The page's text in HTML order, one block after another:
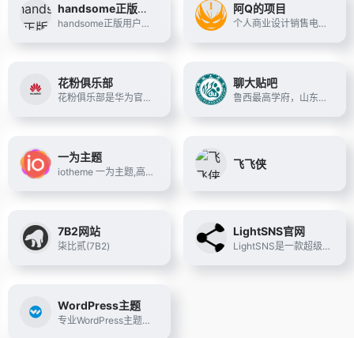
handsome正版用户中心
handsome正版用户中心
阿Q的项目
个人商业设计销售电子商务平台,Wordpress付费插件,Wordpress付费主题
花粉俱乐部
花粉俱乐部是华为官方唯一的以服务花粉为宗旨的综合性网站,提供最新华为手机产品资讯、最丰富的应用软件主题游戏EMUI ROM资源、最丰富的花粉活动信息,汇集华为手机、家庭产品、Emotion UI、华为网盘等云服务的评测分享、精华资源以及互助交流内容.还能了解华为售后服务政策,查询售后服务状态.花粉俱乐部,华为花粉的大家庭
聊大贴吧
鲁西最高学府，山东省聊城大学官方贴吧
一为主题
iotheme 一为主题,高品质的WordPress主题,有导航主题,wp主题,一为api,热搜榜等主题服务
飞飞侠
7B2网站
柒比贰(7B2)
LightSNS官网
LightSNS是一款超级强大的社交系统，基于wordpress开发，安全稳定。包含多板块论坛、问答、VIP、充值、付费可见等一系列强大的轻社区系统&amp;轻论坛程序。
WordPress主题
专业WordPress主题模板服务商，我们的团队有着多年的WordPress主题开发经验，所有WP主题及插件均原创开发，并有我们自主开发的wordpress后台主题设置面板，即使不懂代码也能轻松搞定！WPCOM，打造更专业的WordPress中文建站服务商